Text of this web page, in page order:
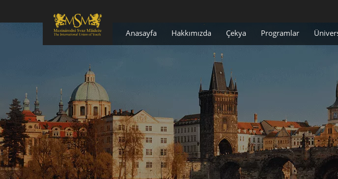
Anasayfa Hakkımızda Çekya Programlar